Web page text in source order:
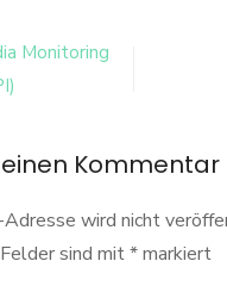
Monitoring
Kommentar
wird nicht
sind mit*markiert